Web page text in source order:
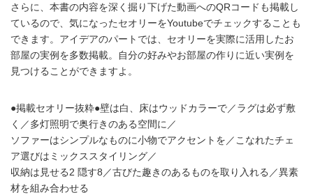
さらに、本書の内容を深く掘り下げた動画へのQRコードも掲載し
ているので、気になったセオリーをYoutubeでチェックすることも
できます。アイデアのパートでは、セオリーを実際に活用したお
部屋の実例を多数掲載。自分の好みやお部屋の作りに近い実例を
見つけることができますよ。
●掲載セオリー抜粋●壁は白、床はウッドカラーで／ラグは必ず敷
く／多灯照明で奥行きのある空間に／
ソファーはシンプルなものに小物でアクセントを／こなれたチェ
ア選びはミックススタイリング／
収納は見せる2 隠す8／古びた趣きのあるものを取り入れる／異素
材を組み合わせる